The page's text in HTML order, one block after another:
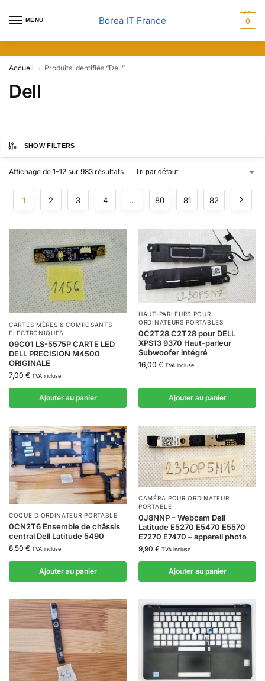
MENU Borea IT France 0
Accueil / Produits identifiés “Dell”
Dell
SHOW FILTERS
Affichage de 1–12 sur 983 résultats
1 2 3 4 … 80 81 82
CARTES MÈRES & COMPOSANTS
ÉLECTRONIQUES
09C01 LS-5575P CARTE LED
DELL PRECISION M4500
ORIGINALE
7,00 € TVA incluse
Ajouter au panier
HAUT-PARLEURS POUR
ORDINATEURS PORTABLES
0C2T28 C2T28 pour DELL
XPS13 9370 Haut-parleur
Subwoofer intégré
16,00 € TVA incluse
Ajouter au panier
COQUE D’ORDINATEUR PORTABLE
0CN2T6 Ensemble de châssis
central Dell Latitude 5490
8,50 € TVA incluse
Ajouter au panier
CAMÉRA POUR ORDINATEUR
PORTABLE
0J8NNP – Webcam Dell
Latitude E5270 E5470 E5570
E7270 E7470 – appareil photo
9,90 € TVA incluse
Ajouter au panier